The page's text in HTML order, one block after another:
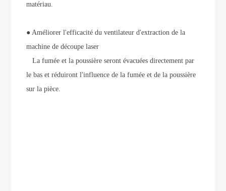
matériau.
● Améliorer l'efficacité du ventilateur d'extraction de la
machine de découpe laser
La fumée et la poussière seront évacuées directement par
le bas et réduiront l'influence de la fumée et de la poussière
sur la pièce.